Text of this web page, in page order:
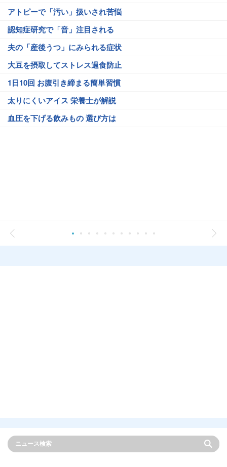
アトピーで「汚い」扱いされ苦悩
認知症研究で「音」注目される
夫の「産後うつ」にみられる症状
大豆を摂取してストレス過食防止
1日10回 お腹引き締まる簡単習慣
太りにくいアイス 栄養士が解説
血圧を下げる飲みもの 選び方は